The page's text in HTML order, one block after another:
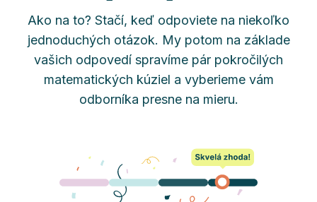
Ako na to? Stačí, keď odpoviete na niekoľko
jednoduchých otázok. My potom na základe
vašich odpovedí spravíme pár pokročilých
matematických kúziel a vyberieme vám
odborníka presne na mieru.